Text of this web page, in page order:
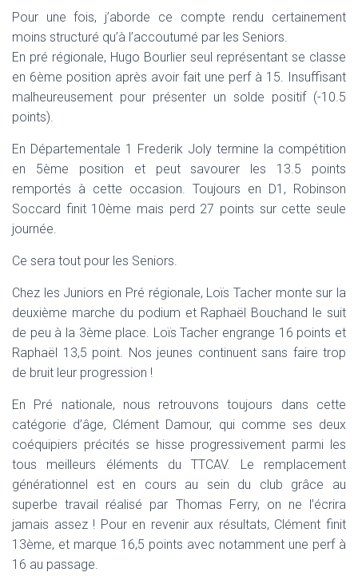
I
Pour une fois, j’aborde ce compte rendu certainement
moins structuré qu’à l’accoutumé par les Seniors.
En pré régionale, Hugo Bourlier seul représentant se classe
en 6ème position après avoir fait une perf à 15. Insuffisant
malheureusement pour présenter un solde positif (-10.5
points).
En Départementale 1 Frederik Joly termine la compétition
en 5ème position et peut savourer les 13.5 points
remportés à cette occasion. Toujours en D1, Robinson
Soccard finit 10ème mais perd 27 points sur cette seule
journée.
Ce sera tout pour les Seniors.
Chez les Juniors en Pré régionale, Loïs Tacher monte sur la
deuxième marche du podium et Raphaël Bouchand le suit
de peu à la 3ème place. Loïs Tacher engrange 16 points et
Raphaël 13,5 point. Nos jeunes continuent sans faire trop
de bruit leur progression !
En Pré nationale, nous retrouvons toujours dans cette
catégorie d’âge, Clément Damour, qui comme ses deux
coéquipiers précités se hisse progressivement parmi les
tous meilleurs éléments du TTCAV. Le remplacement
générationnel est en cours au sein du club grâce au
superbe travail réalisé par Thomas Ferry, on ne l’écrira
jamais assez ! Pour en revenir aux résultats, Clément finit
13ème, et marque 16,5 points avec notamment une perf à
16 au passage.